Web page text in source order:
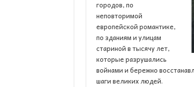
городов, по
неповторимой
европейской романтике,
по зданиям и улицам
стариной в тысячу лет,
которые разрушались
войнами и бережно
шаги великих людей.